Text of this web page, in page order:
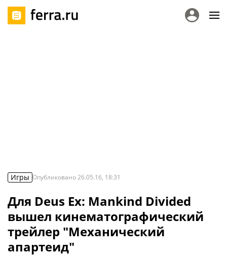
Игры Опубликовано26.05.16, 18:31
Для Deus Ex: Mankind Divided
вышел кинематографический
трейлер "Механический
апартеид"